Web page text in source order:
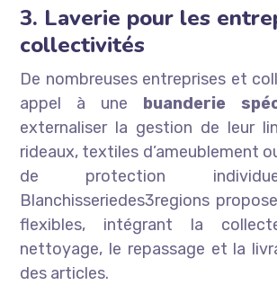
3. Laverie pour les
collectivités
De nombreuses entreprises et
appel à une buanderie
externaliser la gestion de leur
rideaux, textiles d’ameublement
de protection
Blanchisseriedes3regions
flexibles, intégrant la
nettoyage, le repassage et la
des articles.